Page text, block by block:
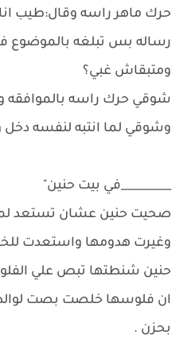
حرك ماهر راسه وقال:طيب
رساله بس تبلغه بالموضوع
ومتبقاش غبي؟
شوقي حرك راسه بالموافقه
وشوقي لما انتبه لنفسه دخل
_________في بيت حنين"
صحيت حنين عشان تستعد
وغيرت هدومها واستعدت
حنين شنطتها تبص علي
ان فلوسها خلصت بصت
بحزن .